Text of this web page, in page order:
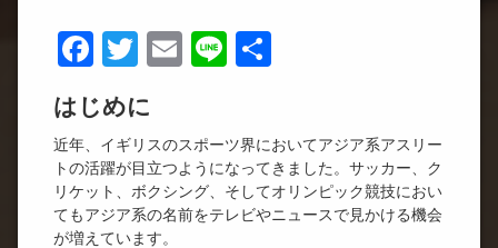
Facebook
Twitter
Email
Line
はじめに
近年、イギリスのスポーツ界においてアジア系アスリー
トの活躍が目立つようになってきました。サッカー、ク
リケット、ボクシング、そしてオリンピック競技におい
てもアジア系の名前をテレビやニュースで見かける機会
が増えています。